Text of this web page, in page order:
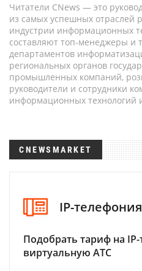
Читатели CNews — это
из самых успешных отраслей
индустрии информационных
составляют топ-менеджеры и
департаментов
региональных органов
промышленных компаний,
руководители и сотрудники
информационных технологий
CNEWSMARKET
IP-телефония
Подобрать тариф на
виртуальную АТС